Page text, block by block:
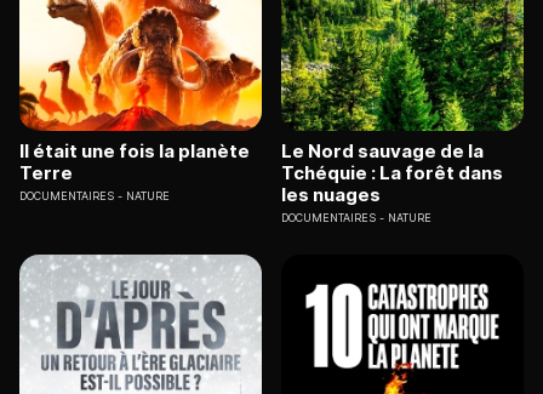
Il était une fois la planète
Terre
DOCUMENTAIRES NATURE
Le Nord sauvage de la
Tchéquie : La forêt dans
les nuages
DOCUMENTAIRES NATURE